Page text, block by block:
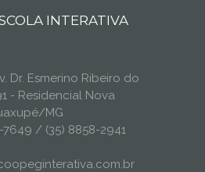
INTERATIVA
Dr. Esmerino Ribeiro do
- Residencial Nova
MG
7649 / (35) 8858-2941